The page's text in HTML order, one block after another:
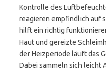
Kontrolle des
reagieren empfindlich auf
hilft ein richtig
Haut und gereizte
der Heizperiode läuft das
Dabei sammeln sich leicht